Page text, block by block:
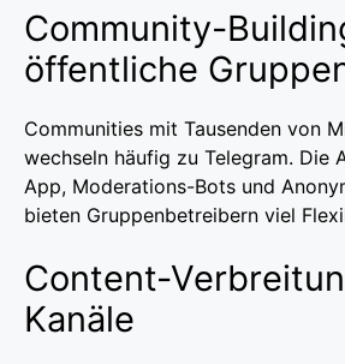
Community-
öffentliche
Communities mit Tausenden von
wechseln häufig zu Telegram. Die
App, Moderations-Bots und
bieten Gruppenbetreibern viel
Content-
Kanäle